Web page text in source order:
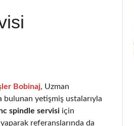
Bobinaj, Uzman
bulunan yetişmiş ustalarıyla
spindle servisi için
referanslarında da